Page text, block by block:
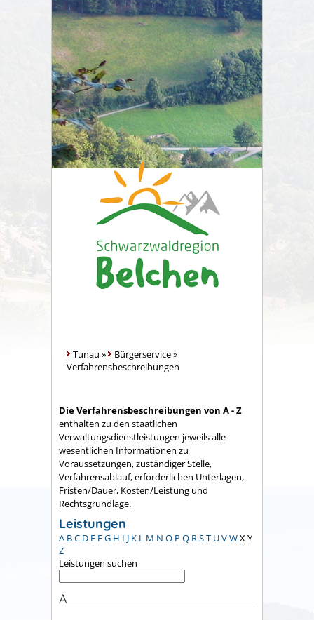
Tunau » Bürgerservice»
Verfahrensbeschreibungen
Die Verfahrensbeschreibungen von A - Z
enthalten zu den staatlichen
Verwaltungsdienstleistungen jeweils alle
wesentlichen Informationen zu
Voraussetzungen, zuständiger Stelle,
Verfahrensablauf, erforderlichen Unterlagen,
Fristen/Dauer, Kosten/Leistung und
Rechtsgrundlage.
Leistungen
A BC D E FG H I J K L M N O P Q RST UVWXY
Z
Leistungen suchen
A